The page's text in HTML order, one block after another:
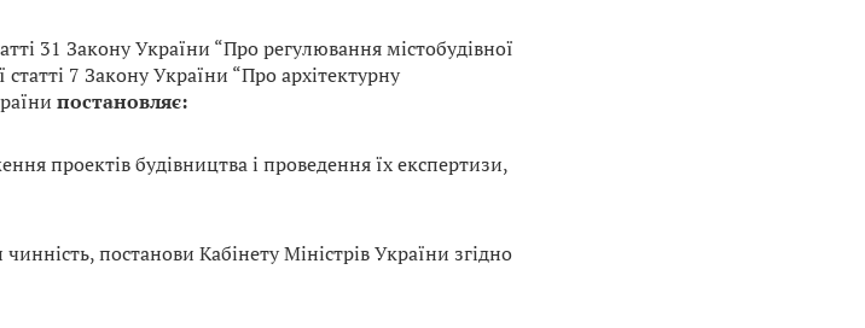
31 Закону України “Про регулювання містобудівної
статті 7 Закону України “Про архітектурну
постановляє:
проектів будівництва і проведення їх експертизи,
постанови Кабінету Міністрів України згідно